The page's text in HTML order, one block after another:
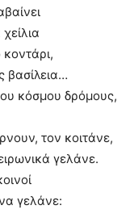
κοντάρι,
βασίλεια…
κόσμου δρόμους,
τον κοιτάνε,
γελάνε.
γελάνε: